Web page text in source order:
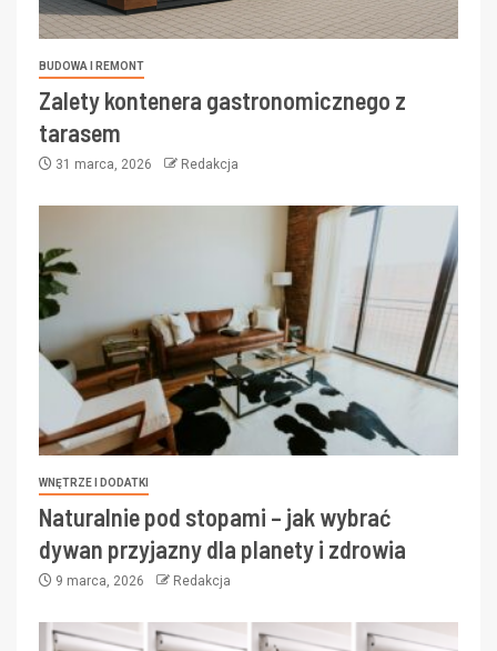
BUDOWA I REMONT
Zalety kontenera gastronomicznego z
tarasem
31 marca, 2026 Redakcja
WNĘTRZE I DODATKI
Naturalnie pod stopami – jak wybrać
dywan przyjazny dla planety i zdrowia
9 marca, 2026 Redakcja